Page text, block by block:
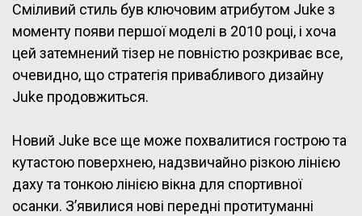
Сміливий стиль був ключовим атрибутом Juke з
моменту появи першої моделі в 2010 році, і хоча
цей затемнений тізер не повністю розкриває все,
очевидно, що стратегія привабливого дизайну
Juke продовжиться.
Новий Juke все ще може похвалитися гострою та
кутастою поверхнею, надзвичайно різкою лінією
даху та тонкою лінією вікна для спортивної
осанки. З’явилися нові передні протитуманні